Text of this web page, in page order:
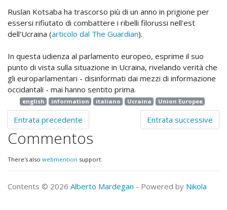
Ruslan Kotsaba ha trascorso più di un anno in prigione per
essersi rifiutato di combattere i ribelli filorussi nell'est
dell'Ucraina (articolo dal The Guardian).
In questa udienza al parlamento europeo, esprime il suo
punto di vista sulla situazione in Ucraina, rivelando verità che
gli europarlamentari - disinformati dai mezzi di informazione
occidantali - mai hanno sentito prima.
english information italiano Ucraina Union Europee
Entrata precedente Entrata successive
Commentos
There's also webmention support.
Contents © 2026 Alberto Mardegan - Powered by Nikola